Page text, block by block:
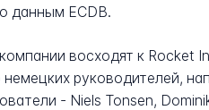
данным ECDB.
восходят к Rocket
немецких руководителей,
- Niels Tonsen,